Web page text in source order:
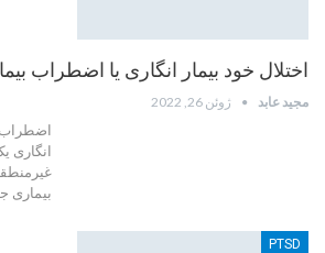
اختلال خود بیمار انگاری یا اضطراب
مجید عابد ژوئن 26, 2022
اضطراب
انگاری
PTSD